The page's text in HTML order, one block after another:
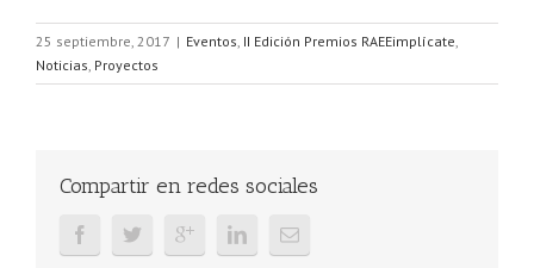
25 septiembre, 2017 | Eventos, II Edición Premios RAEEimplícate,
Noticias, Proyectos
Compartir en redes sociales